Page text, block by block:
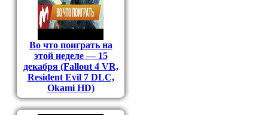
Во что поиграть на
этой неделе — 15
декабря (Fallout 4 VR,
Resident Evil 7 DLC,
Okami HD)